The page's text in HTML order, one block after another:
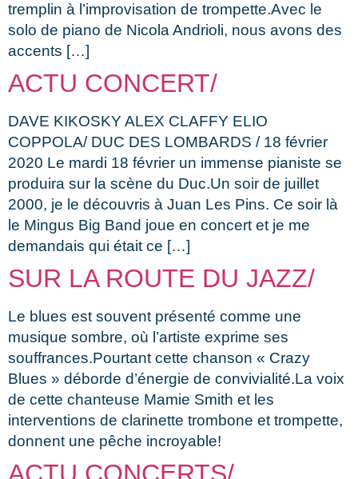
tremplin à l’improvisation de trompette.Avec le
solo de piano de Nicola Andrioli, nous avons des
accents […]
ACTU CONCERT/
DAVE KIKOSKY ALEX CLAFFY ELIO
COPPOLA/ DUC DES LOMBARDS / 18 février
2020 Le mardi 18 février un immense pianiste se
produira sur la scène du Duc.Un soir de juillet
2000, je le découvris à Juan Les Pins. Ce soir là
le Mingus Big Band joue en concert et je me
demandais qui était ce […]
SUR LA ROUTE DU JAZZ/
Le blues est souvent présenté comme une
musique sombre, où l’artiste exprime ses
souffrances.Pourtant cette chanson « Crazy
Blues » déborde d’énergie de convivialité.La voix
de cette chanteuse Mamie Smith et les
interventions de clarinette trombone et trompette,
donnent une pêche incroyable!